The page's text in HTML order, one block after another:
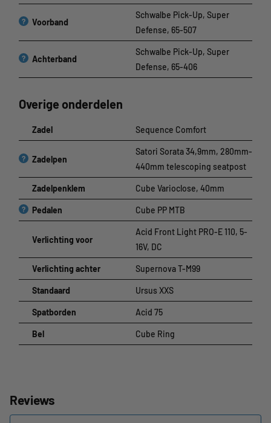
Voorband
?
Schwalbe Pick-Up, Super
Defense, 65-507
Achterband
?
Schwalbe Pick-Up, Super
Defense, 65-406
Overige onderdelen
Zadel Sequence Comfort
Zadelpen
?
Satori Sorata 34,9mm, 280mm-
440mm telescoping seatpost
Zadelpenklem Cube Varioclose, 40mm
Pedalen
? Cube PP MTB
Verlichting voor
Acid Front Light PRO-E 110, 5-
16V, DC
Verlichting achter Supernova T-M99
Standaard Ursus XXS
Spatborden Acid 75
Bel Cube Ring
Reviews